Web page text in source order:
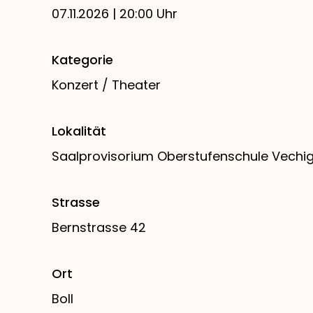
07.11.2026 | 20:00 Uhr
Kategorie
Konzert / Theater
Lokalität
Saalprovisorium Oberstufenschule
Strasse
Bernstrasse 42
Ort
Boll